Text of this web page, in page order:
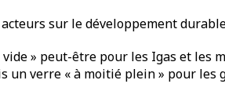
sur le développement
» peut-être pour les Igas et les
un verre « à moitié plein » pour